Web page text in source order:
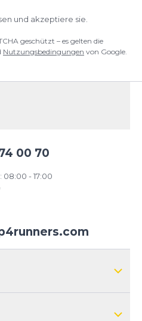
und akzeptiere sie.
geschützt – es gelten die
Nutzungsbedingungen von Google.
00 70
- 17:00